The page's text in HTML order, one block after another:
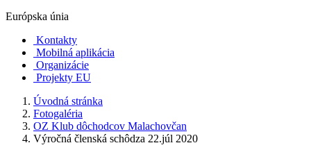
Európska únia
Kontakty
Mobilná aplikácia
Organizácie
Projekty EU
Úvodná stránka
Fotogaléria
OZ Klub dôchodcov Malachovčan
Výročná členská schôdza 22.júl 2020